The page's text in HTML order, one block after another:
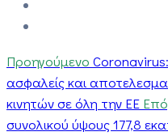
Προηγούμενο
ασφαλείς και
κινητών σε όλη την ΕΕ
συνολικού ύψους 177,8